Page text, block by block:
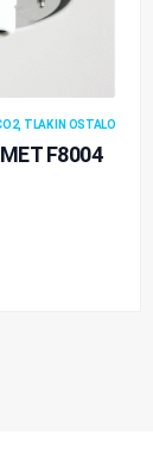
TLAK IN OSTALO
F8004